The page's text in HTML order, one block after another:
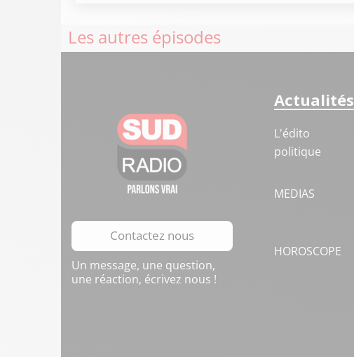
Les autres épisodes
Contactez nous
Un message, une question,
une réaction, écrivez nous !
Actualités
L'édito
politique
MEDIAS
HOROSCOPE